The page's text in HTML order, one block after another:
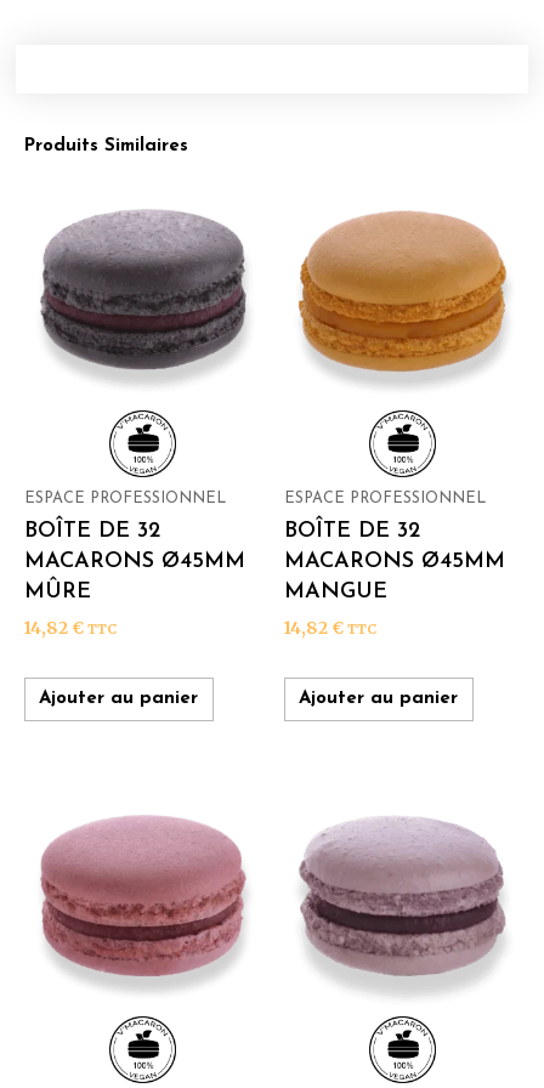
Produits Similaires
ESPACE PROFESSIONNEL
BOÎTE DE 32
MACARONS Ø45MM
MÛRE
14,82 € TTC
Ajouter au panier
ESPACE PROFESSIONNEL
BOÎTE DE 32
MACARONS Ø45MM
MANGUE
14,82 € TTC
Ajouter au panier